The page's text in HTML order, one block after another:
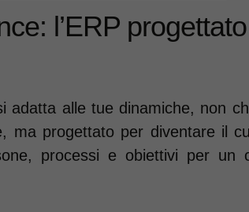
l’ERP
adatta alle tue dinamiche, non
ma progettato per diventare il
processi e obiettivi per un